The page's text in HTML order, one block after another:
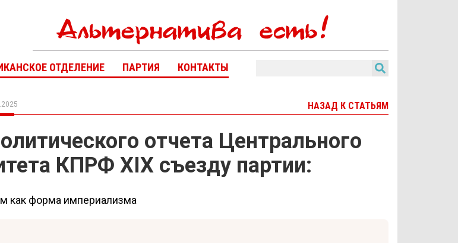
ОТДЕЛЕНИЕ ПАРТИЯ КОНТАКТЫ
НАЗАД К СТАТЬЯМ
отчета Центрального
КПРФ XIX съезду партии:
как форма империализма